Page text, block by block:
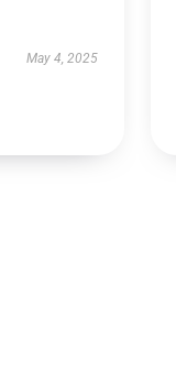
May 4, 2025